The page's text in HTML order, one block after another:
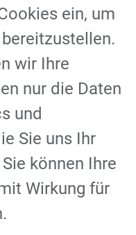
(Außenspiegel
Pilot
Assistent,
Winkel
ein, um
wir Ihre
nur die Daten
und
Sie uns Ihr
können Ihre
Wirkung für